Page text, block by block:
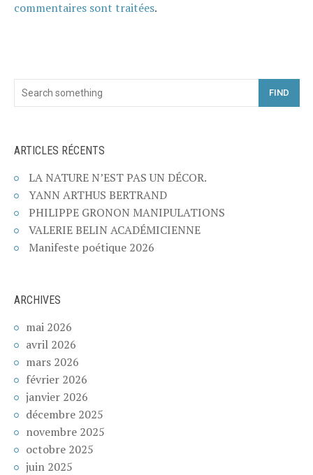
commentaires sont traitées.
FIND
ARTICLES RÉCENTS
LA NATURE N’EST PAS UN DÉCOR.
YANN ARTHUS BERTRAND
PHILIPPE GRONON MANIPULATIONS
VALERIE BELIN ACADÉMICIENNE
Manifeste poétique 2026
ARCHIVES
mai 2026
avril 2026
mars 2026
février 2026
janvier 2026
décembre 2025
novembre 2025
octobre 2025
juin 2025